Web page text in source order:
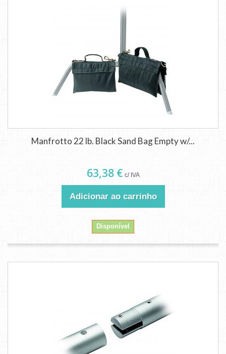
Manfrotto 22 lb. Black Sand Bag Empty w/...
63,38 € c/ IVA
Adicionar ao carrinho
Disponível